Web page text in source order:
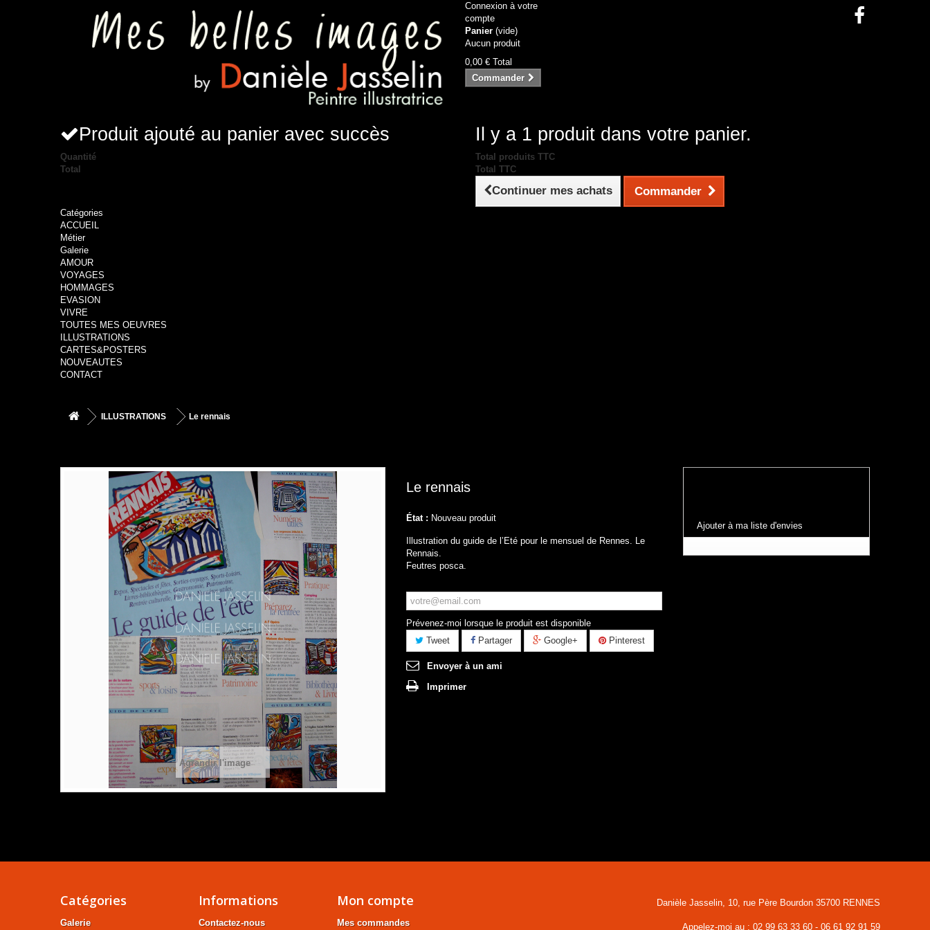
Connexion à votre
compte
Panier (vide)
Aucun produit
0,00 € Total
Commander
Produit ajouté au panier avec succès
Quantité
Total
Il y a 1 produit dans votre panier.
Total produits TTC
Total TTC
Continuer mes achats Commander
Catégories
ACCUEIL
Métier
Galerie
AMOUR
VOYAGES
HOMMAGES
EVASION
VIVRE
TOUTES MES OEUVRES
ILLUSTRATIONS
CARTES&POSTERS
NOUVEAUTES
CONTACT
ILLUSTRATIONS Le rennais
Agrandir l'image
Le rennais
État : Nouveau produit
Illustration du guide de l’Eté pour le mensuel de Rennes. Le
Rennais.
Feutres posca.
Prévenez-moi lorsque le produit est disponible
Tweet
Partager Google+ Pinterest
Envoyer à un ami
Imprimer
Ajouter à ma liste d'envies
Catégories
Galerie
Informations
Contactez-nous
Mon compte
Mes commandes
Danièle Jasselin, 10, rue Père Bourdon 35700 RENNES
Appelez-moi au : 02 99 63 33 60 - 06 61 92 91 59